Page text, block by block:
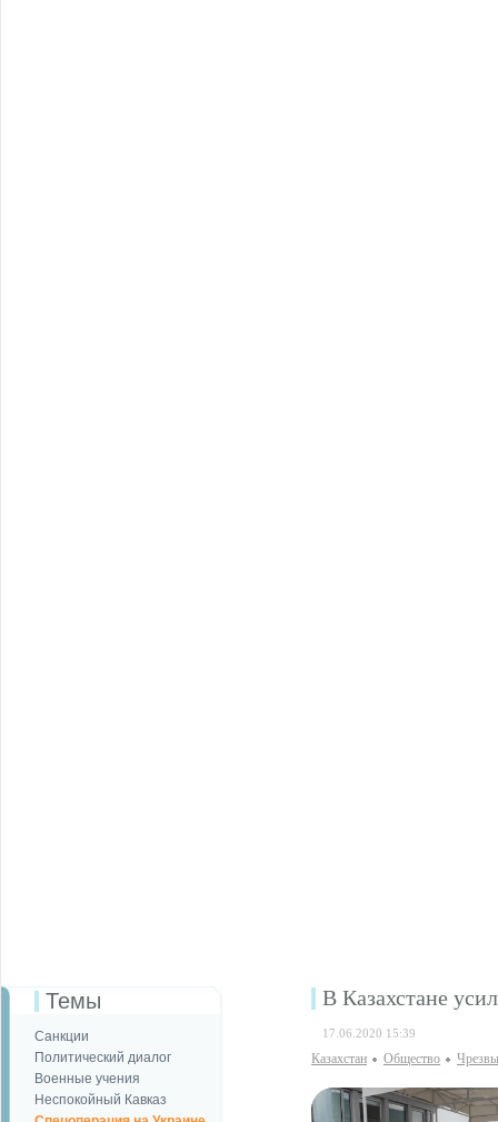
Темы
Санкции
Политический диалог
Военные учения
Неспокойный Кавказ
В Казахстане
17.06.2020 15:39
Казахстан Общество